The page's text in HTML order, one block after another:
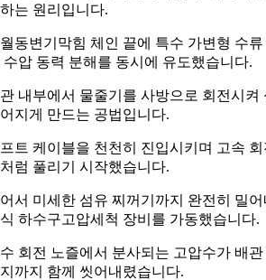
는 원리입니다.
동변기막힘 체인 끝에 특수 가변형 수
수압 동력 분해를 동시에 유도했습니다.
내부에서 물줄기를 사방으로 회전시켜
지게 만드는 공법입니다.
트 케이블을 천천히 진입시키며 고속
럼 풀리기 시작했습니다.
서 미세한 섬유 찌꺼기까지 완전히 밀어
하수구고압세척 장비를 가동했습니다.
회전 노즐에서 분사되는 고압수가 배
까지 함께 씻어내렸습니다.